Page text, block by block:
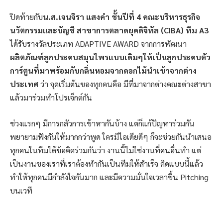
ปิดท้ายกับน.ส.เจนจิรา แสงคำ ชั้นปีที่ 4 คณะบริหารธุรกิจ
นวัตกรรมและบัญชี สาขาการตลาดยุคดิจิทัล (CIBA) ทีม A3
ได้รับรางวัลประเภท ADAPTIVE AWARD จากการพัฒนา
ผลิตภัณฑ์ลูกประคบสมุนไพรแบบเดิมๆให้เป็นลูกประคบตัว
การ์ตูนที่มาพร้อมกับกลิ่นหอมจากดอกไม้นำเข้าจากต่าง
ประเทศว่า จุดเริ่มต้นของทุกคนคือ มีที่มาจากต่างคณะต่างสาขา
แล้วมาร่วมทำโปรเจ็กต์กัน
ช่วงแรกๆ มีการกลัวการเข้าหากันบ้าง แต่ก็แก้ปัญหาร่วมกัน
พยายามฟังกันให้มากกว่าพูด ใครมีไอเดียดีๆ ก็จะช่วยกันนำเสนอ
ทุกคนในทีมได้ข้อคิดร่วมกันว่า งานนี้ไม่ใช่งานที่คนอื่นทำ แต่
เป็นงานของเราที่เราต้องทำกันเป็นทีมให้สำเร็จ คิดแบบนี้แล้ว
ทำให้ทุกคนมีกำลังใจกันมาก และมีความมั่นใจเวลาขึ้น Pitching
บนเวที